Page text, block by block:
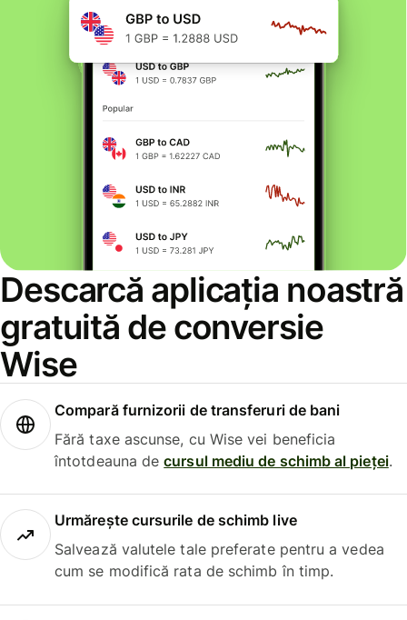
Descarcă aplicația noastră
gratuită de conversie
Wise
Compară furnizorii de transferuri de bani
Fără taxe ascunse, cu Wise vei beneficia
întotdeauna decursul mediu de schimb al pieței.
Urmărește cursurile de schimb live
Salvează valutele tale preferate pentru a vedea
cum se modifică rata de schimb în timp.